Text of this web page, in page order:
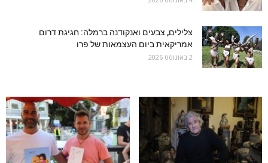
צלילים, צבעים ואנקודנה ברמלה: חגיגת דרום
אמריקאית ביום העצמאות של פרו
2 באוגוסט 2026